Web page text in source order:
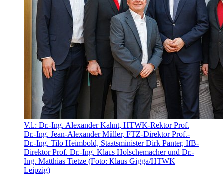
V.l.: Dr.-Ing. Alexander Kahnt, HTWK-Rektor Prof.
Dr.-Ing. Jean-Alexander Müller, FTZ-Direktor Prof.-
Dr.-Ing. Tilo Heimbold, Staatsminister Dirk Panter, IfB-
Direktor Prof. Dr.-Ing. Klaus Holschemacher und Dr.-
Ing. Matthias Tietze (Foto: Klaus Gigga/HTWK
Leipzig)